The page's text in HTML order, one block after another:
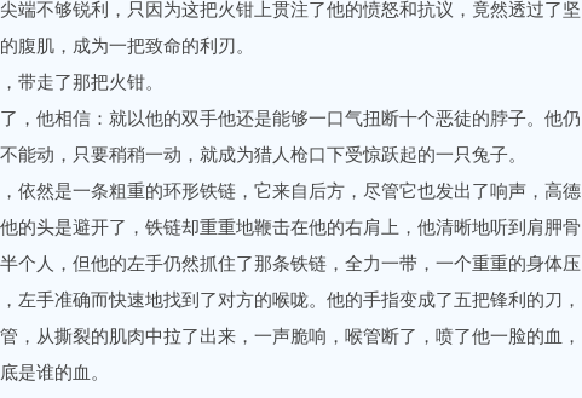
端不够锐利，只因为这把火钳上贯注了他的愤怒和抗议，竟然透过了坚
腹肌，成为一把致命的利刃。
走了那把火钳。
他相信：就以他的双手他还是能够一口气扭断十个恶徒的脖子。他仍
能动，只要稍稍一动，就成为猎人枪口下受惊跃起的一只兔子。
然是一条粗重的环形铁链，它来自后方，尽管它也发出了响声，高德
的头是避开了，铁链却重重地鞭击在他的右肩上，他清晰地听到肩胛骨
个人，但他的左手仍然抓住了那条铁链，全力一带，一个重重的身体压
左手准确而快速地找到了对方的喉咙。他的手指变成了五把锋利的刀，
，从撕裂的肌肉中拉了出来，一声脆响，喉管断了，喷了他一脸的血，
是谁的血。